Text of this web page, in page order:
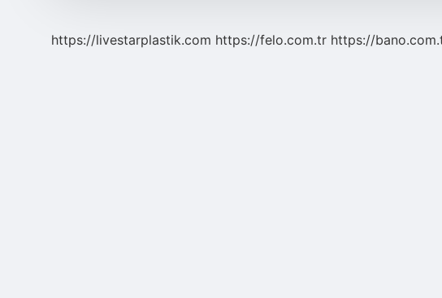
https://livestarplastik.com https://felo.com.tr https://